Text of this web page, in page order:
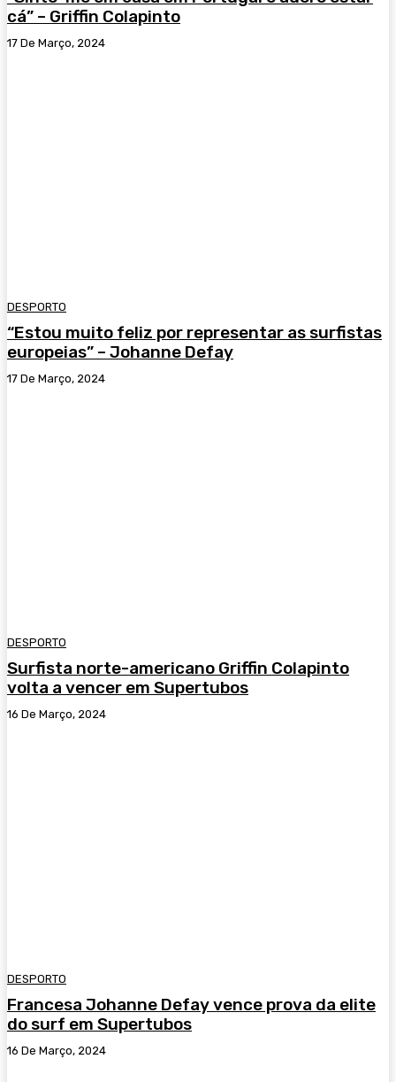
cá” – Griffin Colapinto
17 De Março, 2024
DESPORTO
“Estou muito feliz por representar as surfistas
europeias” – Johanne Defay
17 De Março, 2024
DESPORTO
Surfista norte-americano Griffin Colapinto
volta a vencer em Supertubos
16 De Março, 2024
DESPORTO
Francesa Johanne Defay vence prova da elite
do surf em Supertubos
16 De Março, 2024